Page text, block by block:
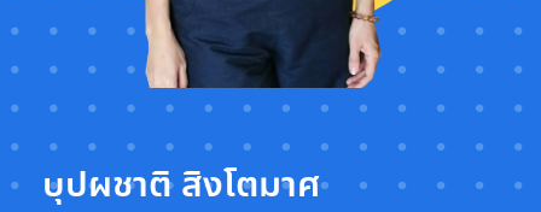
บุปผชาติ สิงโตมาศ